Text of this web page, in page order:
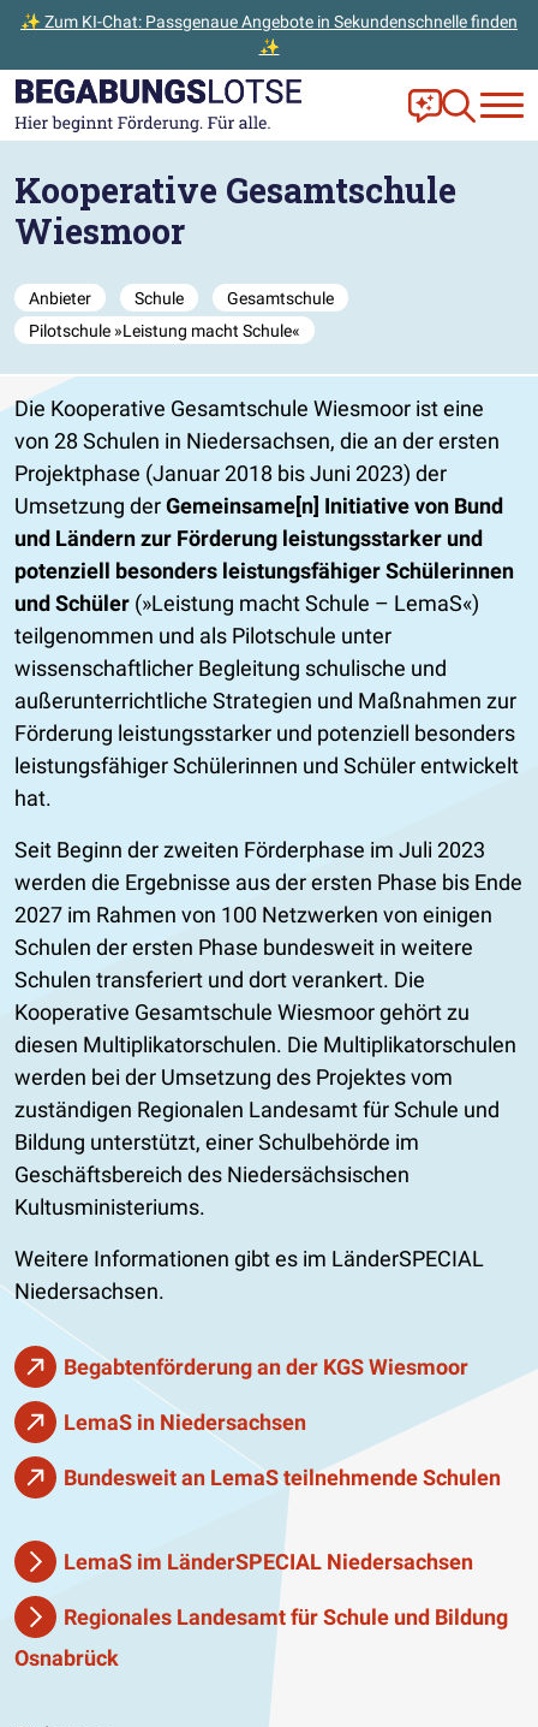
✨ Zum KI-Chat: Passgenaue Angebote in Sekundenschnelle finden
✨
Zum Hauptinhalt der Seite springen
Zur Startseite gehen Frag Ella!
Zur
Kooperative Gesamtschule
Wiesmoor
Anbieter Schule
Gesamtschule
Pilotschule »Leistung macht Schule«
Die Kooperative Gesamtschule Wiesmoor ist eine
von 28 Schulen in Niedersachsen, die an der ersten
Projektphase (Januar 2018 bis Juni 2023) der
Umsetzung derGemeinsame[n] Initiative von Bund
und Ländern zur Förderung leistungsstarker und
potenziell besonders leistungsfähiger Schülerinnen
und Schüler (»Leistung macht Schule – LemaS«)
teilgenommen und als Pilotschule unter
wissenschaftlicher Begleitung schulische und
außerunterrichtliche Strategien und Maßnahmen zur
Förderung leistungsstarker und potenziell besonders
leistungsfähiger Schülerinnen und Schüler entwickelt
hat.
Seit Beginn der zweiten Förderphase im Juli 2023
werden die Ergebnisse aus der ersten Phase bis Ende
2027 im Rahmen von 100 Netzwerken von einigen
Schulen der ersten Phase bundesweit in weitere
Schulen transferiert und dort verankert. Die
Kooperative Gesamtschule Wiesmoor gehört zu
diesen Multiplikatorschulen. Die Multiplikatorschulen
werden bei der Umsetzung des Projektes vom
zuständigen Regionalen Landesamt für Schule und
Bildung unterstützt, einer Schulbehörde im
Geschäftsbereich des Niedersächsischen
Kultusministeriums.
Weitere Informationen gibt es im LänderSPECIAL
Niedersachsen.
Begabtenförderung an der KGS Wiesmoor
LemaS in Niedersachsen
Bundesweit an LemaS teilnehmende Schulen
LemaS im LänderSPECIAL Niedersachsen
Regionales Landesamt für Schule und Bildung
Osnabrück